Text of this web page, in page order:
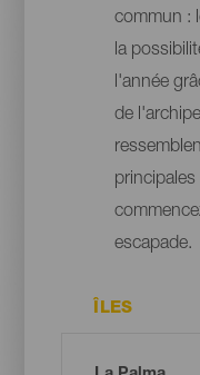
commun :
la
l'année
de
escapade.
ÎLES